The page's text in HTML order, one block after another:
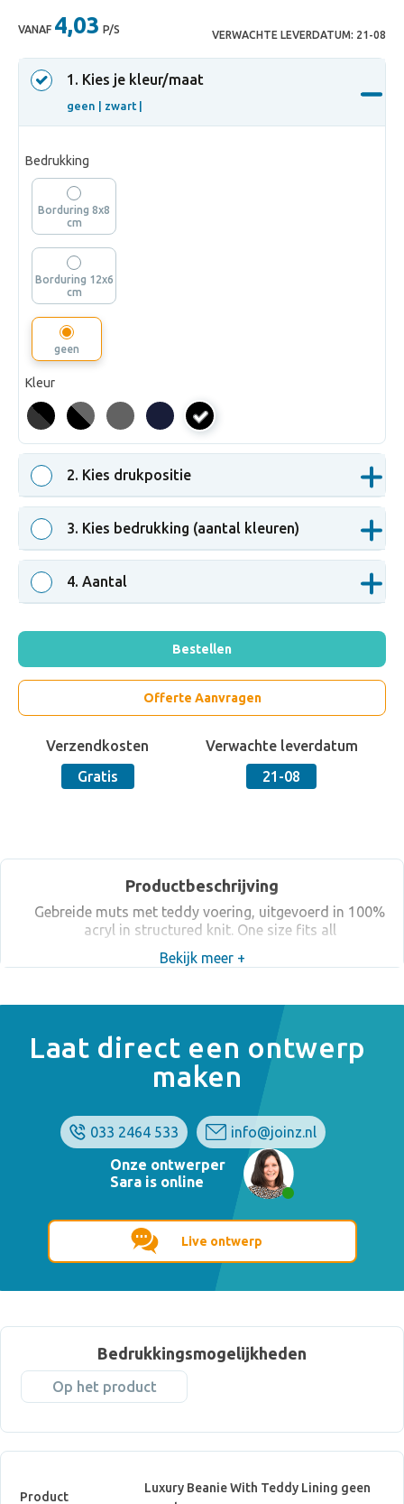
VANAF 4,03 P/S VERWACHTE LEVERDATUM: 21-08
1 . Kies je kleur/maat
geen | zwart |
Bedrukking
Borduring 8x8
cm
Borduring 12x6
cm
geen
Kleur
zwart
2. Kies drukpositie
3. Kies bedrukking (aantal kleuren)
4. Aantal
Bestellen
Offerte Aanvragen
Verzendkosten
Gratis
Verwachte leverdatum
21-08
Productbeschrijving
Gebreide muts met teddy voering, uitgevoerd in 100%
acryl in structured knit. One size fits all
Bekijk meer +
Laat direct een ontwerp
maken
033 2464 533
info@joinz.nl
Onze ontwerper
Sara is online
Live ontwerp
Bedrukkingsmogelijkheden
Op het product
Product
Luxury Beanie With Teddy Lining geen